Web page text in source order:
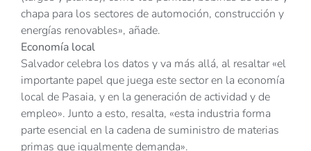
chapa para los sectores de automoción, construcción y
energías renovables», añade.
Economía local
Salvador celebra los datos y va más allá, al resaltar «el
importante papel que juega este sector en la economía
local de Pasaia, y en la generación de actividad y de
empleo». Junto a esto, resalta, «esta industria forma
parte esencial en la cadena de suministro de materias
primas que igualmente demanda».